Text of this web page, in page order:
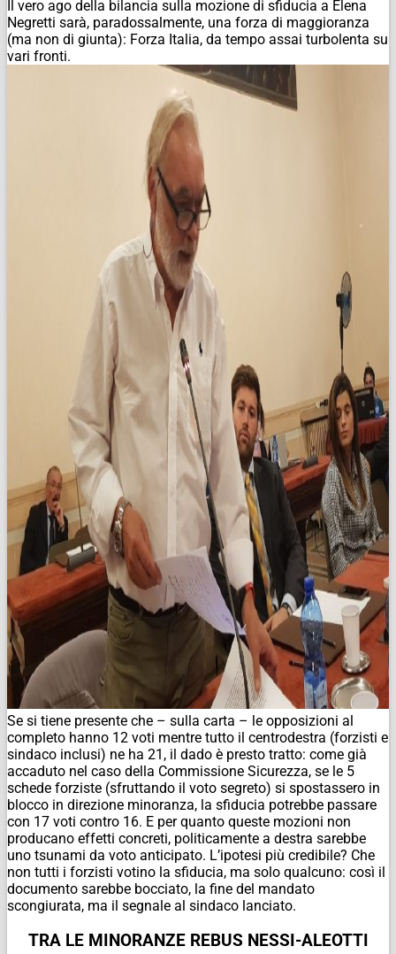
Il vero ago della bilancia sulla mozione di sfiducia a Elena
Negretti sarà, paradossalmente, una forza di maggioranza
(ma non di giunta): Forza Italia, da tempo assai turbolenta su
vari fronti.
Se si tiene presente che – sulla carta – le opposizioni al
completo hanno 12 voti mentre tutto il centrodestra (forzisti e
sindaco inclusi) ne ha 21, il dado è presto tratto: come già
accaduto nel caso della Commissione Sicurezza, se le 5
schede forziste (sfruttando il voto segreto) si spostassero in
blocco in direzione minoranza, la sfiducia potrebbe passare
con 17 voti contro 16. E per quanto queste mozioni non
producano effetti concreti, politicamente a destra sarebbe
uno tsunami da voto anticipato. L’ipotesi più credibile? Che
non tutti i forzisti votino la sfiducia, ma solo qualcuno: così il
documento sarebbe bocciato, la fine del mandato
scongiurata, ma il segnale al sindaco lanciato.
TRA LE MINORANZE REBUS NESSI-ALEOTTI